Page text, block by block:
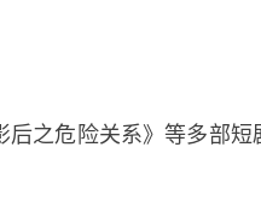
之危险关系》等多部